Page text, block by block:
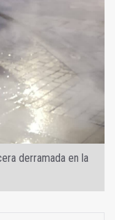
derramada en la